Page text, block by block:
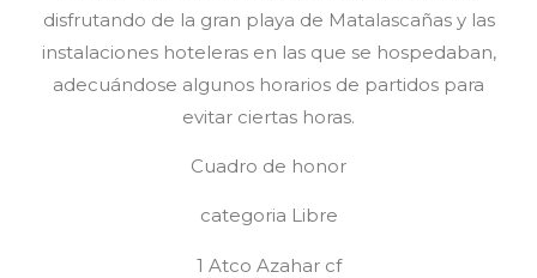
disfrutando de la gran playa de Matalascañas y las
instalaciones hoteleras en las que se hospedaban,
adecuándose algunos horarios de partidos para
evitar ciertas horas.
Cuadro de honor
categoria Libre
1 Atco Azahar cf